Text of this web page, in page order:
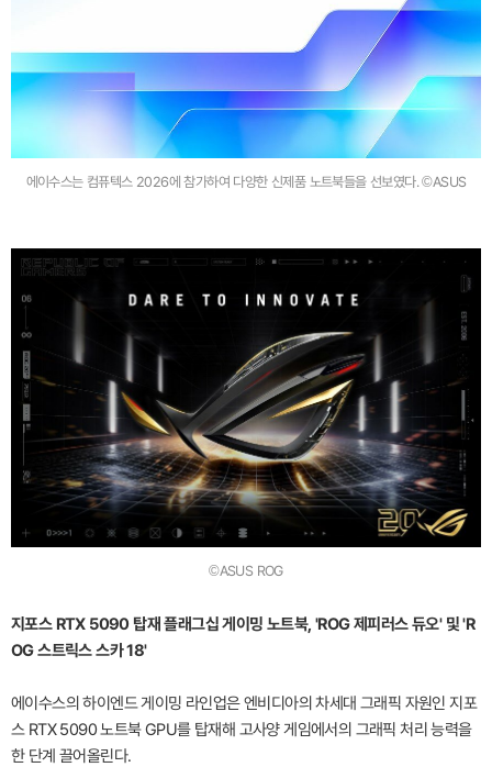
에이수스는 컴퓨텍스 2026에 참가하여 다양한 신제품 노트북들을 선보였다. ©ASUS
©ASUS ROG
지포스 RTX 5090 탑재 플래그십 게이밍 노트북, 'ROG 제피러스 듀오' 및 'R
OG 스트릭스 스카 18'
에이수스의 하이엔드 게이밍 라인업은 엔비디아의 차세대 그래픽 자원인 지포
스 RTX 5090 노트북 GPU를 탑재해 고사양 게임에서의 그래픽 처리 능력을
한 단계 끌어올린다.